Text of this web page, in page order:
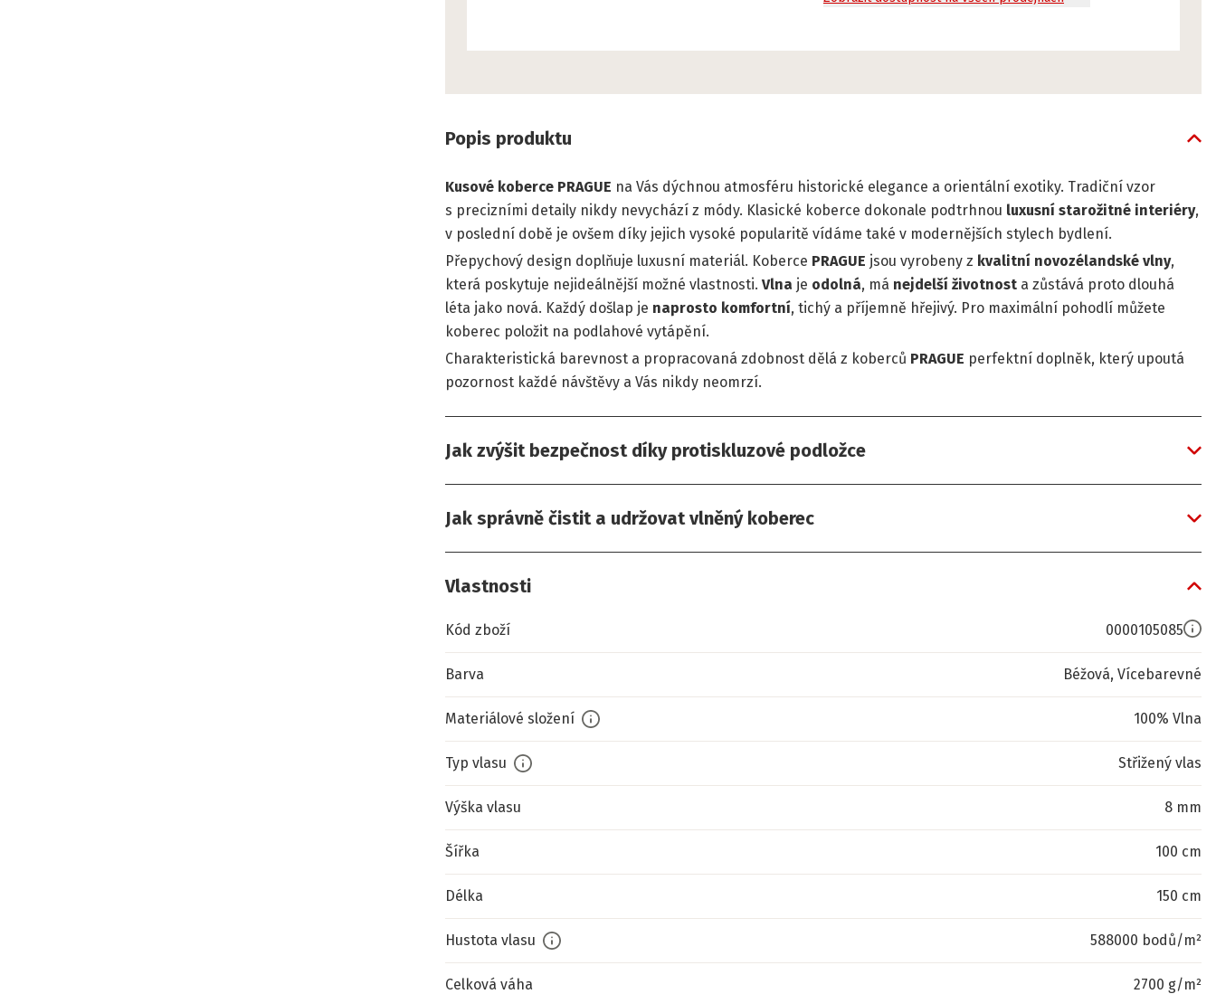
Popis produktu
Kusové koberce PRAGUE na Vás dýchnou atmosféru historické elegance a orientální exotiky. Tradiční vzor
s precizními detaily nikdy nevychází z módy. Klasické koberce dokonale podtrhnou luxusní starožitné interiéry,
v poslední době je ovšem díky jejich vysoké popularitě vídáme také v modernějších stylech bydlení.
Přepychový design doplňuje luxusní materiál. Koberce PRAGUE jsou vyrobeny z kvalitní novozélandské vlny,
která poskytuje nejideálnější možné vlastnosti. Vlna je odolná, má nejdelší životnost a zůstává proto dlouhá
léta jako nová. Každý došlap je naprosto komfortní, tichý a příjemně hřejivý. Pro maximální pohodlí můžete
koberec položit na podlahové vytápění.
Charakteristická barevnost a propracovaná zdobnost dělá z koberců PRAGUE perfektní doplněk, který upoutá
pozornost každé návštěvy a Vás nikdy neomrzí.
Jak zvýšit bezpečnost díky protiskluzové podložce
Jak správně čistit a udržovat vlněný koberec
Vlastnosti
Kód zboží 0000105085
Barva Béžová, Vícebarevné
Materiálové složení 100% Vlna
Typ vlasu Střižený vlas
Výška vlasu 8 mm
Šířka 100 cm
Délka 150 cm
Hustota vlasu 588000 bodů/m²
Celková váha 2700 g/m²